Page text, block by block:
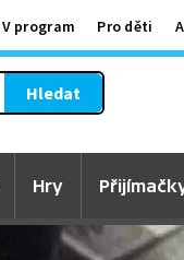
program Pro děti
Hledat
Hry